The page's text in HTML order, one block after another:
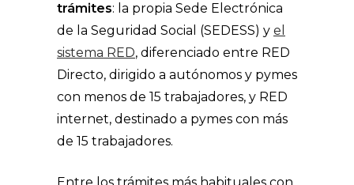
trámites: la propia Sede Electrónica
de la Seguridad Social (SEDESS) y el
sistema RED, diferenciado entre RED
Directo, dirigido a autónomos y pymes
con menos de 15 trabajadores, y RED
internet, destinado a pymes con más
de 15 trabajadores.